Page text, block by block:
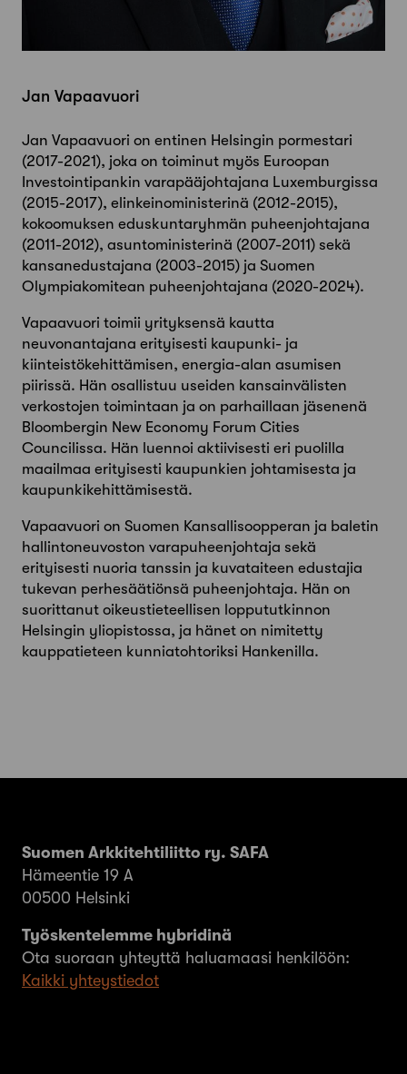
Jan Vapaavuori
Jan Vapaavuori on entinen Helsingin pormestari
(2017-2021), joka on toiminut myös Euroopan
Investointipankin varapääjohtajana Luxemburgissa
(2015-2017), elinkeinoministerinä (2012-2015),
kokoomuksen eduskuntaryhmän puheenjohtajana
(2011-2012), asuntoministerinä (2007-2011) sekä
kansanedustajana (2003-2015) ja Suomen
Olympiakomitean puheenjohtajana (2020-2024).
Vapaavuori toimii yrityksensä kautta
neuvonantajana erityisesti kaupunki- ja
kiinteistökehittämisen, energia-alan asumisen
piirissä. Hän osallistuu useiden kansainvälisten
verkostojen toimintaan ja on parhaillaan jäsenenä
Bloombergin New Economy Forum Cities
Councilissa. Hän luennoi aktiivisesti eri puolilla
maailmaa erityisesti kaupunkien johtamisesta ja
kaupunkikehittämisestä.
Vapaavuori on Suomen Kansallisoopperan ja baletin
hallintoneuvoston varapuheenjohtaja sekä
erityisesti nuoria tanssin ja kuvataiteen edustajia
tukevan perhesäätiönsä puheenjohtaja. Hän on
suorittanut oikeustieteellisen loppututkinnon
Helsingin yliopistossa, ja hänet on nimitetty
kauppatieteen kunniatohtoriksi Hankenilla.
Suomen Arkkitehtiliitto ry. SAFA
Hämeentie 19 A
00500 Helsinki
Työskentelemme hybridinä
Ota suoraan yhteyttä haluamaasi henkilöön:
Kaikki yhteystiedot